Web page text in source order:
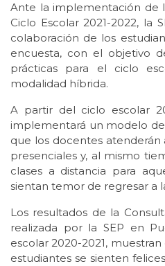
Ante la implementación de
Ciclo Escolar 2021-2022, la
colaboración de los
encuesta, con el objetivo
prácticas para el ciclo
modalidad híbrida.
A partir del ciclo escolar
implementará un modelo
que los docentes atenderán
presenciales y, al mismo
clases a distancia para
sientan temor de regresar a
Los resultados de la
realizada por la SEP en
escolar 2020-2021,
estudiantes se sienten